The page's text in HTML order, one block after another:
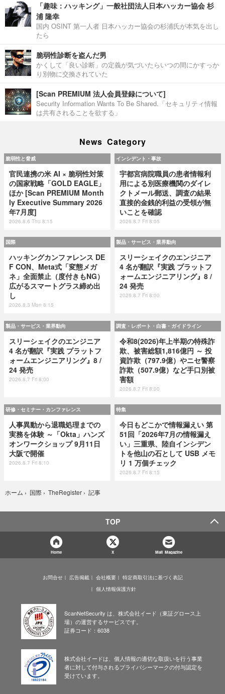
「趣味：ハッキング」一般社団法人日本ハッカー協会 杉
浦 隆幸
国内 OSINT 第一人者 日本ハッカー協会の杉浦氏が本気を出し
たら
脆弱性診断を盗んだ男
かくして「良い診断」の定義が気づいたらいつの間にかすっか
り別物に交換されていた
[Scan PREMIUM 法人会員登録について]
Security Information Wants To Be Shared.「セキュリティ情報
は共有されることを欲する」
News Category
脆弱性と脅威
官民連携の米 AI × 脆弱性対策
の国家戦略「GOLD EAGLE」
ほか [Scan PREMIUM Month
ly Executive Summary 2026
年7月度]
2026.8.6 Thu 8:15
インシデント・事故
宇都宮病院職員の患者情報利
用による別医療機関のダイレ
クトメール郵送、調査の結果
直接的金銭的利益の受領が無
いことを確認
2026.8.7 Fri 8:05
国際
ハッキングカンファレンス DE
F CON、Meta式「変態メガ
ネ」全面禁止（度付きもNG）
広がるスマートグラス締め出
し
2026.8.3 Mon 8:15
製品・サービス・業界動向
スリーシェイクのエンジニア
4 名が翻訳『実践 プラットフ
ォームエンジニアリング』8 /
24 発売
2026.8.7 Fri 8:00
製品・サービス・業界動向
スリーシェイクのエンジニア
4 名が翻訳『実践 プラットフ
ォームエンジニアリング』8 /
24 発売
2026.8.7 Fri 8:00
調査・レポート・白書・ガイドライン
令和8(2026)年上半期の特殊詐
欺、被害総額1,816億円 ～ 投
資詐欺（797.9億）やニセ警察
詐欺（507.9億）など手口別被
害額
2026.8.7 Fri 8:00
研修・セミナー・カンファレンス
人事異動から退職処理までの
実務を体験 ～「Okta」ハンズ
オンワークショップ 9月11日
大阪で開催
2026.8.7 Fri 8:10
特集
今日もどこかで情報漏えい 第
51回「2026年7月の情報漏え
い」三重県、陸自インシデン
トを他山の石として USB メモ
リ 1 万個チェック
2026.8.7 Fri 8:15
ホーム › 国際 › TheRegister › 記事
TOP
Home X Mail Magazine
お問合せ 広告掲載 会社概要
特定商取引法に基づく表記
個人情報保護方針
ScanNetSecurity は、株式会社イード（東証グロース上
場）の運営するサービスです。
証券コード：6038
株式会社イードは、個人情報の適切な取扱いを行う事業
者に対して付与されるプライバシーマークの付与認定を
受けています。